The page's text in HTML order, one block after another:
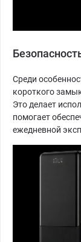
Среди
короткого
Это делает
помогает
ежедневной